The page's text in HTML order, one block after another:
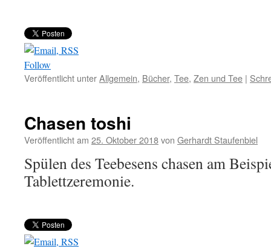
Follow
Veröffentlicht unterAllgemein, Bücher, Tee, Zen und Tee |
Chasen toshi
Veröffentlicht am 25. Oktober 2018von Gerhardt Staufenbiel
Spülen des Teebesens chasen am
Tablettzeremonie.